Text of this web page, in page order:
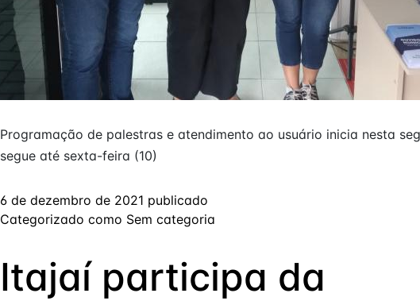
Programação de palestras e atendimento ao usuário inicia nesta
segue até sexta-feira (10)
6 de dezembro de 2021 publicado
Categorizado como Sem categoria
Itajaí participa da